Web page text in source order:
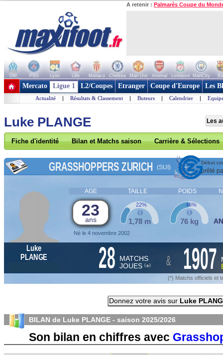
A retenir : Palmarès Coupe du
OM PSG Lyon Lille Monaco Chelsea Man Utd Arsenal Liverpool ManCity
+ de clubs
Mercato Ligue 1 L2/Coupes Etranger Coupe d'Europe Les
Actualité | Résultats & Classement | Buteurs | Calendrier |
Luke PLANGE Les
Fiche d'identité Bilan et Matchs saison Carrière & Sélections
GRASSHOPPERS ZURICH (SUI)
Début
prêté
AGE TAILLE POIDS
23
ans
Né le 4 novembre 2002
1,78 m
22%
76 kg
46%
Luke
PLANGE
28 MATCHS
JOUES (*) & 1907
(*) Matchs officiels et
Donnez votre avis sur Luke
BILAN de Luke PLANGE - saison 2025/2026
Son bilan en chiffres avec